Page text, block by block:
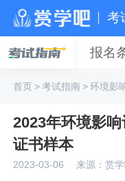
考
报名
首页>考试指南>
2023年环境影
证书样本
2023-03-06 来源：赏